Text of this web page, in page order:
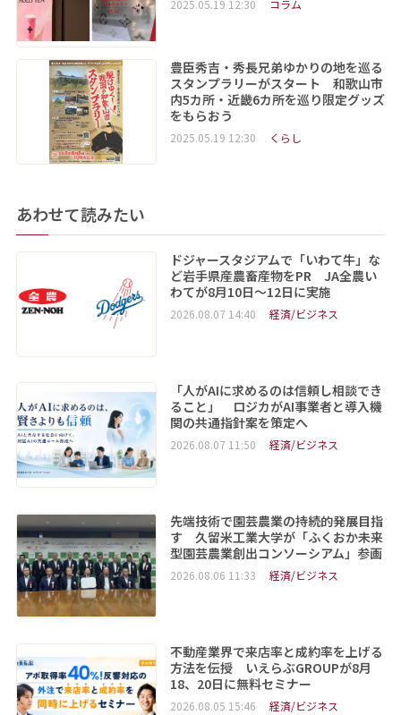
2025.05.19 12:30 コラム
豊臣秀吉・秀長兄弟ゆかりの地を巡る
スタンプラリーがスタート 和歌山市
内5カ所・近畿6カ所を巡り限定グッズ
をもらおう
2025.05.19 12:30 くらし
あわせて読みたい
ドジャースタジアムで「いわて牛」な
ど岩手県産農畜産物をPR JA全農い
わてが8月10日～12日に実施
2026.08.07 14:40 経済/ビジネス
「人がAIに求めるのは信頼し相談でき
ること」 ロジカがAI事業者と導入機
関の共通指針案を策定へ
2026.08.07 11:50 経済/ビジネス
先端技術で園芸農業の持続的発展目指
す 久留米工業大学が「ふくおか未来
型園芸農業創出コンソーシアム」参画
2026.08.06 11:33 経済/ビジネス
不動産業界で来店率と成約率を上げる
方法を伝授 いえらぶGROUPが8月
18、20日に無料セミナー
2026.08.05 15:46 経済/ビジネス